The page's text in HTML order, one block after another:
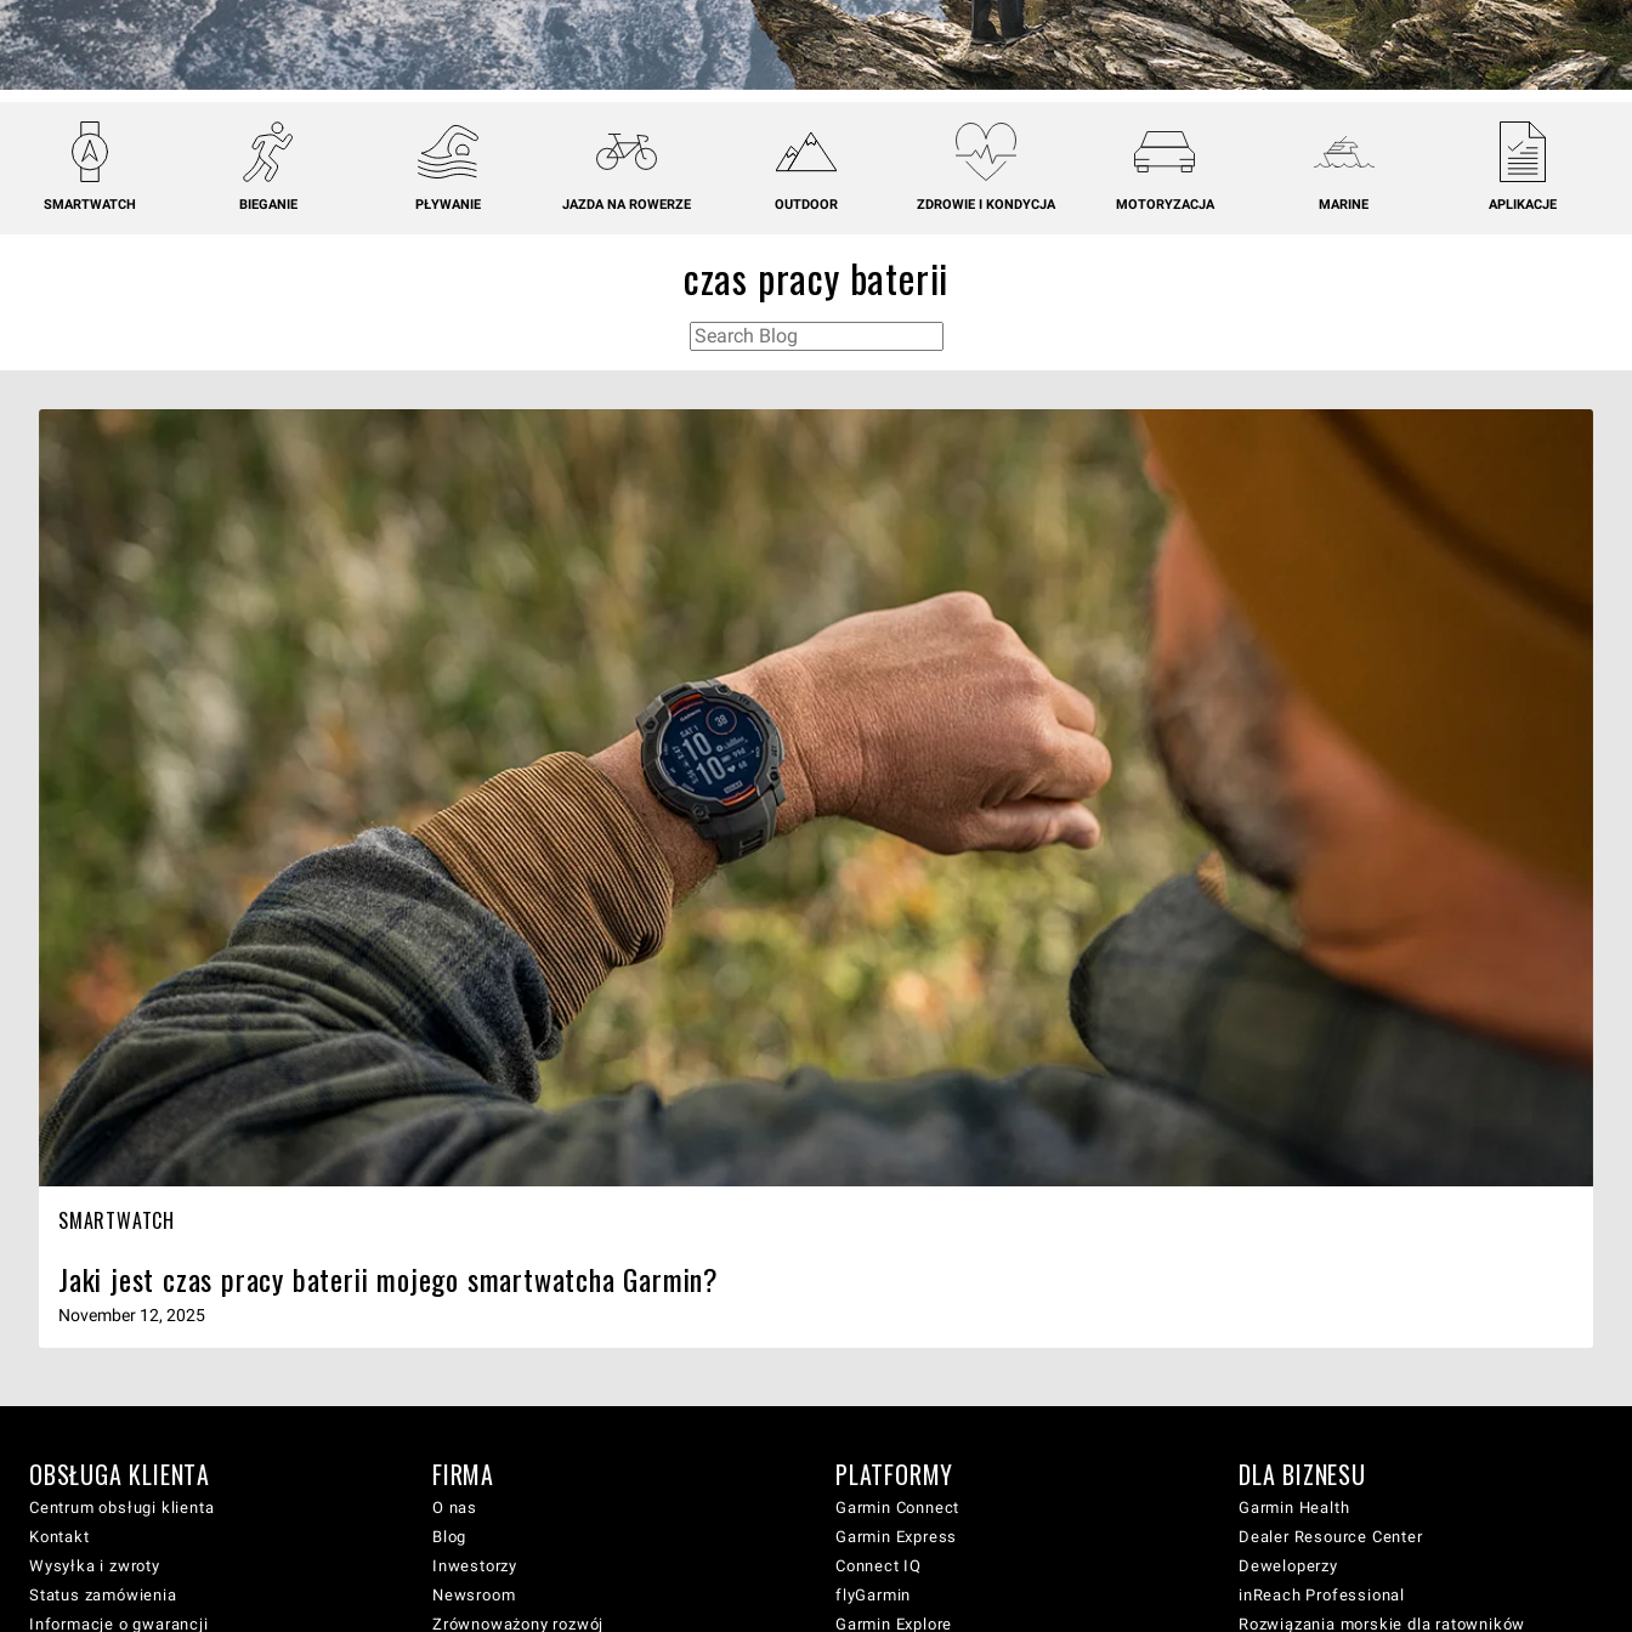
SMARTWATCH BIEGANIE PŁYWANIE JAZDA NA ROWERZE OUTDOOR ZDROWIE I KONDYCJA MOTORYZACJA MARINE APLIKACJE
czas pracy baterii
SMARTWATCH
Jaki jest czas pracy baterii mojego smartwatcha Garmin?
November 12, 2025
OBSŁUGA KLIENTA
Centrum obsługi klienta
Kontakt
Wysyłka i zwroty
Status zamówienia
Informacje o gwarancji
FIRMA
O nas
Blog
Inwestorzy
Newsroom
Zrównoważony rozwój
PLATFORMY
Garmin Connect
Garmin Express
Connect IQ
flyGarmin
Garmin Explore
DLA BIZNESU
Garmin Health
Dealer Resource Center
Deweloperzy
inReach Professional
Rozwiązania morskie dla ratowników